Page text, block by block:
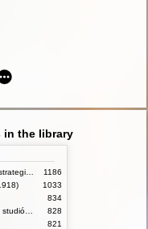
in the library
1186
1033
834
828
821